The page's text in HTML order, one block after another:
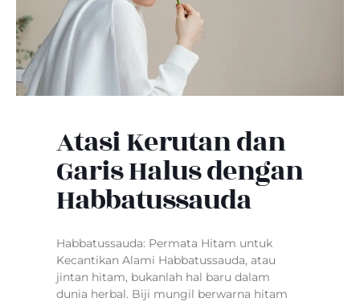
Atasi Kerutan dan
Garis Halus dengan
Habbatussauda
Habbatussauda: Permata Hitam untuk
Kecantikan Alami Habbatussauda, atau
jintan hitam, bukanlah hal baru dalam
dunia herbal. Biji mungil berwarna hitam